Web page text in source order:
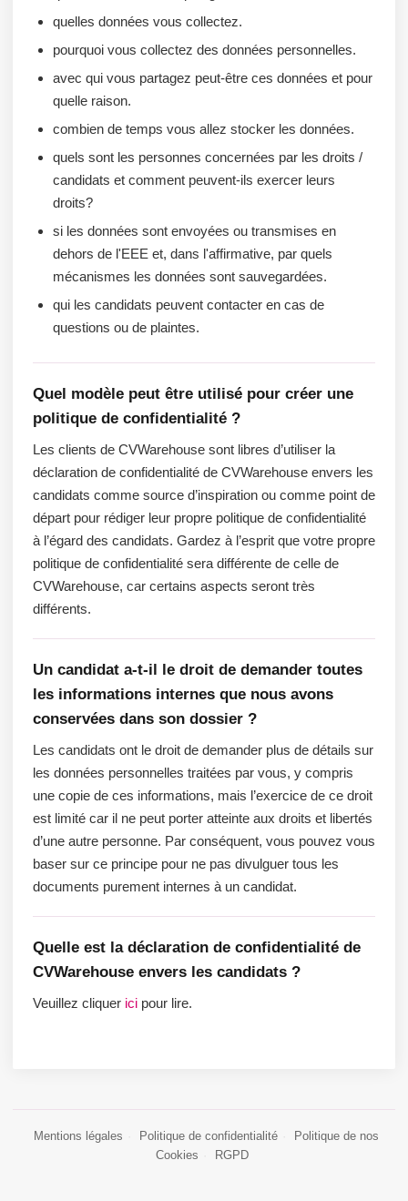
quelles données vous collectez.
pourquoi vous collectez des données personnelles.
avec qui vous partagez peut-être ces données et pour
quelle raison.
combien de temps vous allez stocker les données.
quels sont les personnes concernées par les droits /
candidats et comment peuvent-ils exercer leurs
droits?
si les données sont envoyées ou transmises en
dehors de l'EEE et, dans l'affirmative, par quels
mécanismes les données sont sauvegardées.
qui les candidats peuvent contacter en cas de
questions ou de plaintes.
Quel modèle peut être utilisé pour créer une
politique de confidentialité ?
Les clients de CVWarehouse sont libres d’utiliser la
déclaration de confidentialité de CVWarehouse envers les
candidats comme source d’inspiration ou comme point de
départ pour rédiger leur propre politique de confidentialité
à l’égard des candidats. Gardez à l’esprit que votre propre
politique de confidentialité sera différente de celle de
CVWarehouse, car certains aspects seront très
différents.
Un candidat a-t-il le droit de demander toutes
les informations internes que nous avons
conservées dans son dossier ?
Les candidats ont le droit de demander plus de détails sur
les données personnelles traitées par vous, y compris
une copie de ces informations, mais l’exercice de ce droit
est limité car il ne peut porter atteinte aux droits et libertés
d’une autre personne. Par conséquent, vous pouvez vous
baser sur ce principe pour ne pas divulguer tous les
documents purement internes à un candidat.
Quelle est la déclaration de confidentialité de
CVWarehouse envers les candidats ?
Veuillez cliquer ici pour lire.
Mentions légales Politique de confidentialité
Politique de nos
Cookies
RGPD